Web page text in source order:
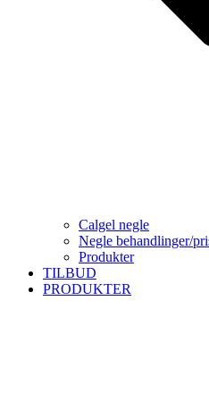
Calgel negle
Negle behandlinger/
Produkter
TILBUD
PRODUKTER